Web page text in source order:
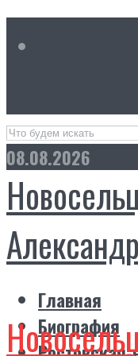
08.08.2026
Главная
Биография